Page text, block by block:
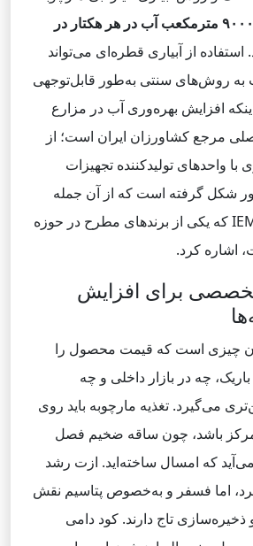
تا ۹۰۰۰ مترمکعب آب در هر هکتار در
از آبیاری قطره‌ای می‌تواند
روش‌های سنتی به‌طور قابل‌توجهی
افزایش بهره‌وری آب در مزارع
مرجع کشاورزان ایران است؛ از
واحدهای تولیدکننده تجهیزات
شکل گرفته است که از آن جمله
می‌توان به شرکت IEM که یکی از برندهای مطرح در حوزه
اشاره کرد.
برای افزایش
چیزی است که قیمت محصول را
چه در بازار داخلی و چه
می‌گیرد. تغذیه مارچوبه باید روی
باشد، چون ساقه ضخیم فصل
که امسال ساخته‌اید. ازت رشد
اما فسفر و به‌خصوص پتاسیم نقش
تاج دارند. کود دامی